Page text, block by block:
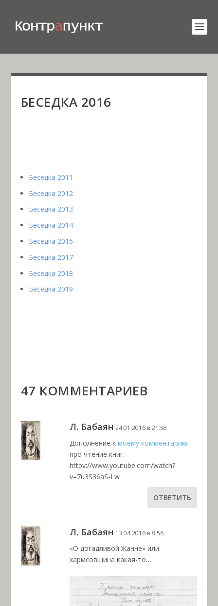
БЕСЕДКА 2016
Беседка 2011
Беседка 2012
Беседка 2013
Беседка 2014
Беседка 2015
Беседка 2017
Беседка 2018
Беседка 2019
47 КОММЕНТАРИЕВ
Л. Бабаян 24.01.2016 в 21:58
Дополнение к моему комментарию
про чтение книг.
httpv://www.youtube.com/watch?
v=7u3S36aS-Lw
ОТВЕТИТЬ
Л. Бабаян 13.04.2016 в 8:56
«О догадливой Жанне» или
хармсовщина какая-то…